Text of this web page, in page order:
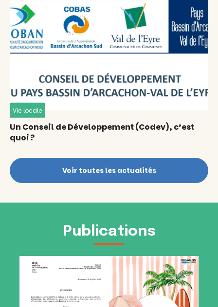
Vie locale
Un Conseil de Développement (Codev), c’est
quoi ?
Voir toutes les actualités
Publications